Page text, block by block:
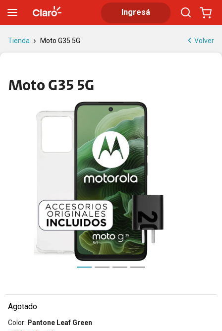
Ingresá
Tienda Moto G35 5G Volver
Moto G35 5G
Agotado
Color: Pantone Leaf Green
Moto G35 5G | Tienda Claro